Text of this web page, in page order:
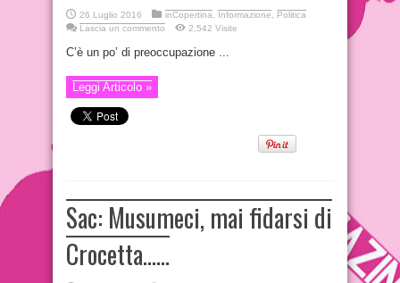
26 Luglio 2016 inCopertina Informazione
Politica
Lascia un commento
2,542 Visite
C’è un po’ di preoccupazione ...
Leggi Articolo »
Sac: Musumeci, mai fidarsi di
Crocetta……